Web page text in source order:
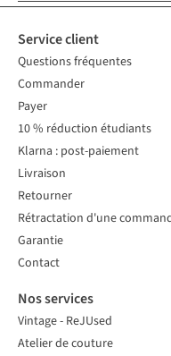
Service client
Questions fréquentes
Commander
Payer
10 % réduction étudiants
Klarna : post-paiement
Livraison
Retourner
Rétractation d'une
Garantie
Contact
Nos services
Vintage - ReJUsed
Atelier de couture